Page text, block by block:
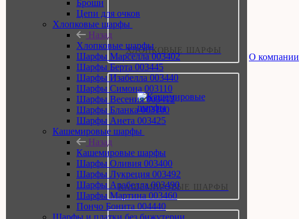
ХЛОПКОВЫЕ ШАРФЫ
КАШЕМИРОВЫЕ ШАРФЫ
О компании
Броши
Цепи для очков
Хлопковые шарфы
Назад
Хлопковые шарфы
Шарфы Марселла 003402
Шарфы Берта 003445
Шарфы Изабелла 003440
Шарфы Симона 003110
Шарфы Весения 003412
Шарфы Бланка 003100
Шарфы Анета 003425
Кашемировые шарфы
Назад
Кашемировые шарфы
Шарфы Оливия 003400
Шарфы Лукреция 003492
Шарфы Арабелла 003490
Шарфы Мартина 003460
Пончо Бонита 004440
Шарфы и платки без бижутерии